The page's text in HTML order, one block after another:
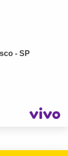
- SP